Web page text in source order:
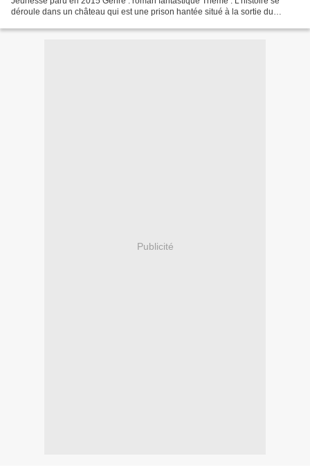
déroule dans un château qui est une prison hantée situé à la sortie du
Publicité